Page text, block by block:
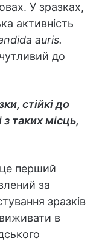
У зразках,
активність
auris.
до
стійкі до
з таких місць,
перший
за
зразків
в